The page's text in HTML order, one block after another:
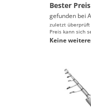
Bester Preis
gefunden bei
zuletzt überprüft
Preis kann sich
Keine